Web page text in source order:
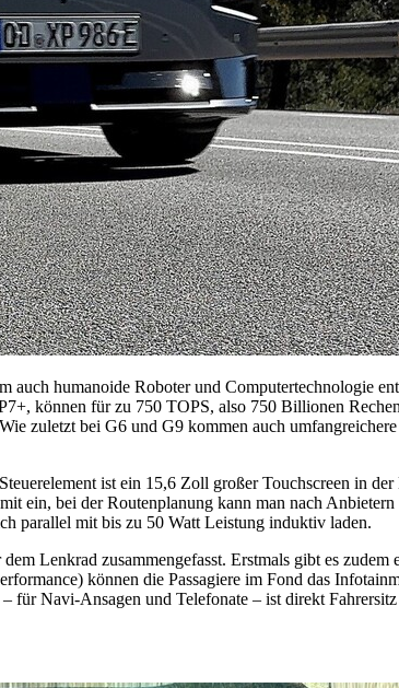
auch humanoide Roboter und Computertechnologie
können für zu 750 TOPS, also 750 Billionen
zuletzt bei G6 und G9 kommen auch
ist ein 15,6 Zoll großer Touchscreen in
ein, bei der Routenplanung kann man nach
parallel mit bis zu 50 Watt Leistung induktiv laden.
Lenkrad zusammengefasst. Erstmals gibt es
können die Passagiere im Fond das
für Navi-Ansagen und Telefonate – ist direkt